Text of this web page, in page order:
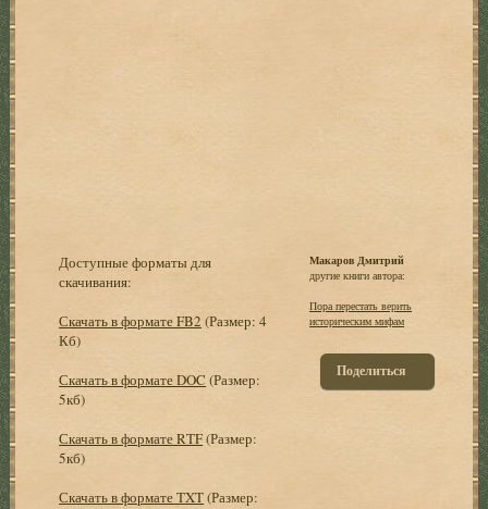
Доступные форматы для
скачивания:
Скачать в формате FB2 (Размер: 4
Кб)
Скачать в формате DOC (Размер:
5кб)
Скачать в формате RTF(Размер:
5кб)
Скачать в формате TXT(Размер:
Макаров Дмитрий
другие книги автора:
Пора перестать верить
историческим мифам
Поделиться